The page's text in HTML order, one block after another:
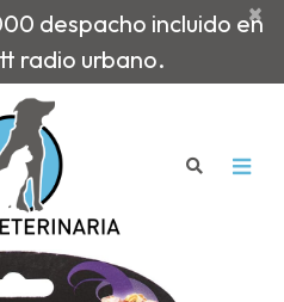
despacho incluido en
radio urbano.
×